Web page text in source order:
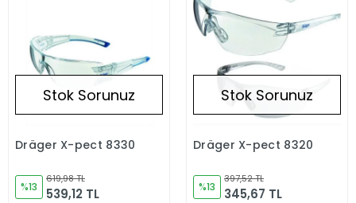
Stokta Yok
Stok Sorunuz
Dräger X-pect 8330
%13
619,98 TL
539,12 TL
Stokta Yok
Stok Sorunuz
Dräger X-pect 8320
%13
397,52 TL
345,67 TL